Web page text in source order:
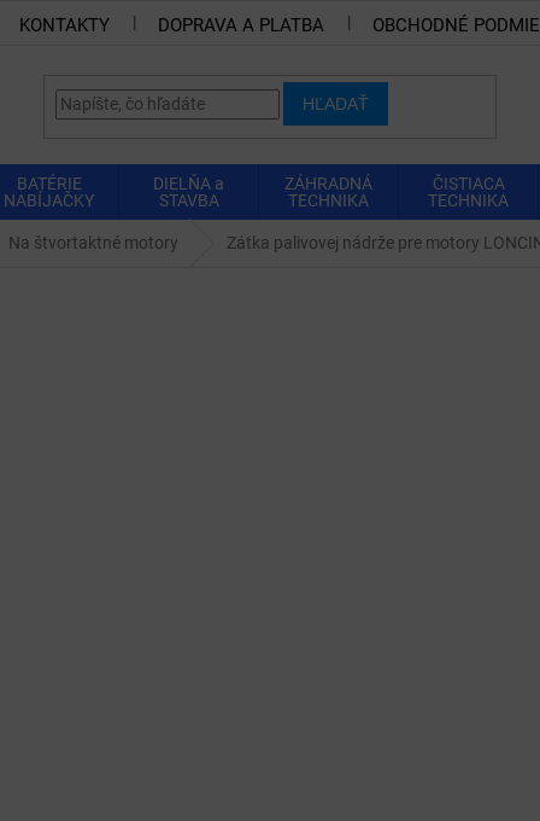
KONTAKTY DOPRAVA A PLATBA OBCHODNÉ
HĽADAŤ
BATÉRIE
NABÍJAČKY
DIELŇA a
STAVBA
ZÁHRADNÁ
TECHNIKA
ČISTIACA
TECHNIKA
Na štvortaktné motory Zátka palivovej nádrže pre motory